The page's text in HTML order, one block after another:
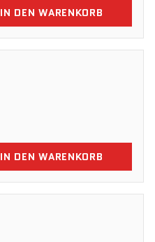
IN DEN WARENKORB
IN DEN WARENKORB